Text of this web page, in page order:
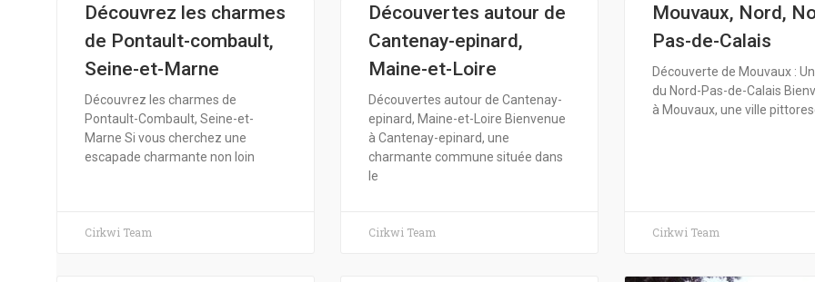
Découvrez les charmes
de Pontault-combault,
Seine-et-Marne
Découvrez les charmes de
Pontault-Combault, Seine-et-
Marne Si vous cherchez une
escapade charmante non loin
Cirkwi Team
Découvertes autour de
Cantenay-epinard,
Maine-et-Loire
Découvertes autour de Cantenay-
epinard, Maine-et-Loire Bienvenue
à Cantenay-epinard, une
charmante commune située dans
le
Cirkwi Team
Mouvaux, Nord,
Pas-de-Calais
Découverte de Mouvaux :
du Nord-Pas-de-Calais
à Mouvaux, une ville
Cirkwi Team